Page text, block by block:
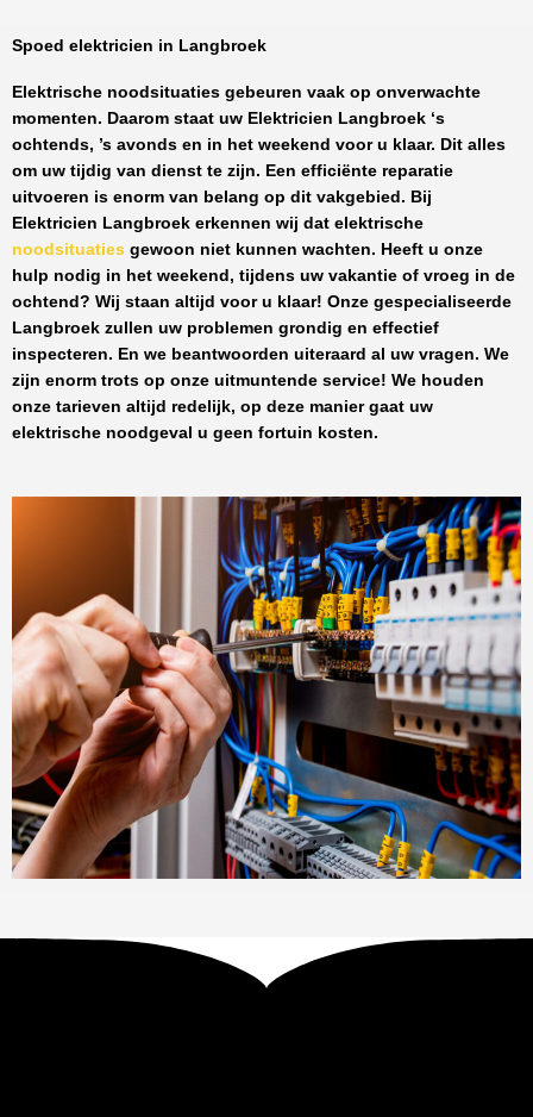
Spoed elektricien in Langbroek
Elektrische noodsituaties gebeuren vaak op onverwachte
momenten. Daarom staat uw Elektricien Langbroek ‘s
ochtends, ’s avonds en in het weekend voor u klaar. Dit alles
om uw tijdig van dienst te zijn. Een efficiënte reparatie
uitvoeren is enorm van belang op dit vakgebied. Bij
Elektricien Langbroek erkennen wij dat elektrische
noodsituaties gewoon niet kunnen wachten. Heeft u onze
hulp nodig in het weekend, tijdens uw vakantie of vroeg in de
ochtend? Wij staan altijd voor u klaar! Onze gespecialiseerde
Langbroek zullen uw problemen grondig en effectief
inspecteren. En we beantwoorden uiteraard al uw vragen. We
zijn enorm trots op onze uitmuntende service! We houden
onze tarieven altijd redelijk, op deze manier gaat uw
elektrische noodgeval u geen fortuin kosten.